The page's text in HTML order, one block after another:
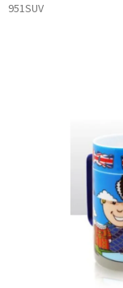
951SUV